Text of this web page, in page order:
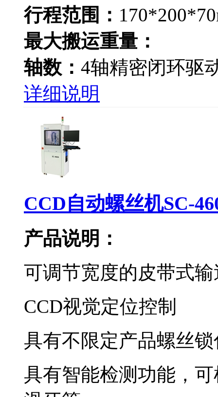
行程范围：
最大搬运重量：
轴数： 4轴精密闭环驱
详细说明
CCD自动螺丝机SC-
产品说明：
可调节宽度的皮带式
CCD视觉定位控制
具有不限定产品螺丝
具有智能检测功能，